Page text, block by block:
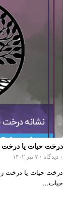
درخت حیات یا درخت
۰ دیدگاه / ۷ تیر ۱۴۰۲
درخت حیات یا درخت
حیات…